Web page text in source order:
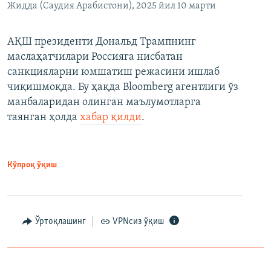
Жидда (Саудия Арабистони), 2025 йил 10 марти
АҚШ президенти Дональд Трампнинг
маслаҳатчилари Россияга нисбатан
санкцияларни юмшатиш режасини ишлаб
чиқишмоқда. Бу ҳақда Bloomberg агентлиги ўз
манбаларидан олинган маълумотларга
таянган ҳолда хабар қилди.
Кўпроқ ўқиш
Ўртоқлашинг VPNсиз ўқиш